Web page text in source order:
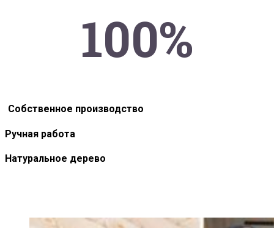
100%
Собственное производство
Ручная работа
Натуральное дерево